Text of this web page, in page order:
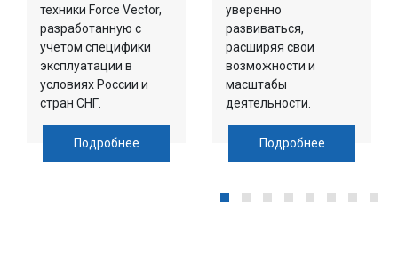
техники Force Vector,
разработанную с
учетом специфики
эксплуатации в
условиях России и
стран СНГ.
Подробнее
уверенно
развиваться,
расширяя свои
возможности и
масштабы
деятельности.
Подробнее